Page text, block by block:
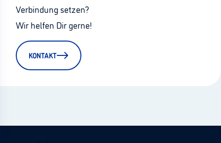
Verbindung setzen?
Wir helfen Dir gerne!
KONTAKT